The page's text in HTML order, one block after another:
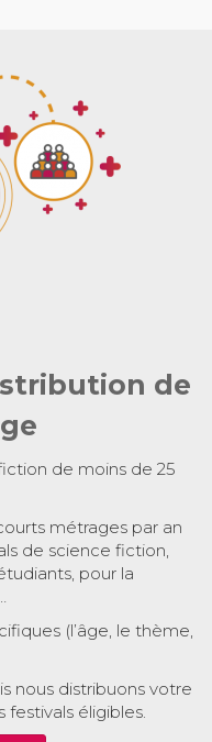
de
de moins de 25
métrages par an
de science fiction,
pour la
(l’âge, le thème,
nous distribuons votre
éligibles.